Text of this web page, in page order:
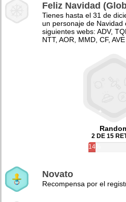
Feliz Navidad
Tienes hasta el 31 de
un personaje de Navidad
siguientes webs: ADV,
NTT, AOR, MMD, CF, AVE
2 DE 15
14%
Novato
Recompensa por el